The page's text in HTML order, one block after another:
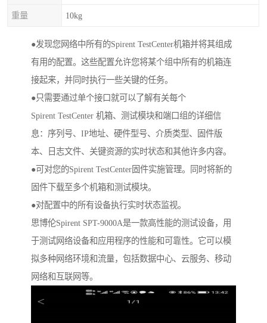
重量 10kg
●发现您网络中所有的Spirent TestCenter机箱并将其组成
有用的配置。这些配置允许您将某个组中所有的机箱连
接起来，并同时执行一些关键的任务。
●只需要通过单个接口就可以了解有关每个
Spirent TestCenter 机箱、测试模块和端口组的详细信
息：序列号、IP地址、硬件型号、介质类型、固件版
本、日志文件、关键资源的实时状态和其他许多内容。
●可对您的Spirent TestCenter固件实施管理。同时将新的
固件下载至多个机箱和测试模块。
●对配置中的所有设备执行实时状态监视。
思博伦Spirent SPT-9000A是一款高性能的测试设备，用
于测试网络设备和应用程序的性能和可靠性。它可以模
拟多种网络环境和流量，包括数据中心、云服务、移动
网络和互联网等。